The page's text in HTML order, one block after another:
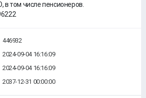
в том числе пенсионеров.
446932
2024-09-04 16:16:09
2024-09-04 16:16:09
2037-12-31 00:00:00